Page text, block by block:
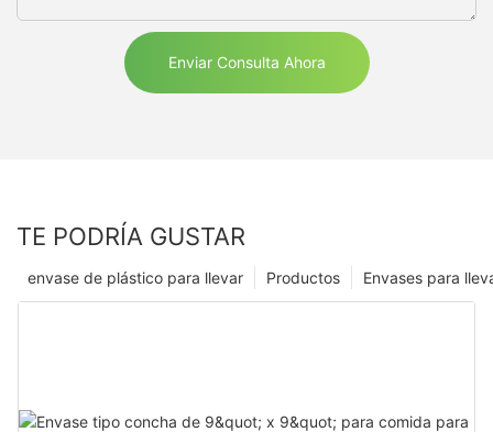
Enviar Consulta Ahora
TE PODRÍA GUSTAR
Envases para
Productos
envase de plástico para llevar